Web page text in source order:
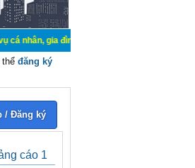
đình. Mua bán, ký gửi, cho thuê thiết bị hệ
thể đăng ký
/ Đăng ký
cáo 1